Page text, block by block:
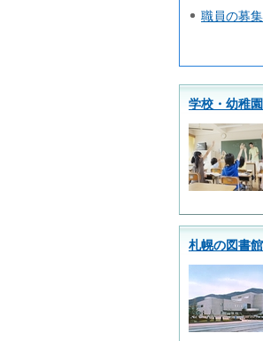
職員の募
学校・幼稚
札幌の図書館